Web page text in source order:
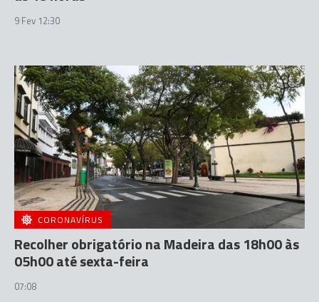
9 Fev 12:30
CORONAVÍRUS
Recolher obrigatório na Madeira das 18h00 às
05h00 até sexta-feira
07:08